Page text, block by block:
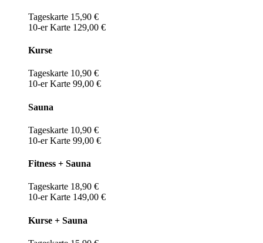
Tageskarte 15,90 €
10-er Karte 129,00 €
Kurse
Tageskarte 10,90 €
10-er Karte 99,00 €
Sauna
Tageskarte 10,90 €
10-er Karte 99,00 €
Fitness + Sauna
Tageskarte 18,90 €
10-er Karte 149,00 €
Kurse + Sauna